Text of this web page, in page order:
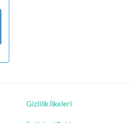
Gizlilik İlkeleri